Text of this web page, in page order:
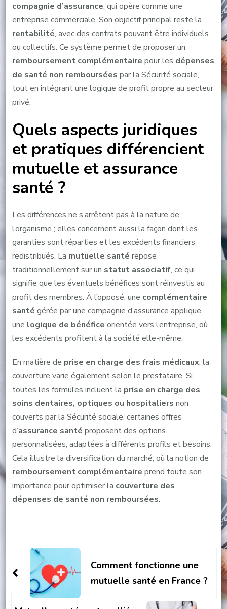
compagnie d’assurance, qui opère comme une
entreprise commerciale. Son objectif principal reste la
rentabilité, avec des contrats pouvant être individuels
ou collectifs. Ce système permet de proposer un
remboursement complémentaire pour les dépenses
de santé non remboursées par la Sécurité sociale,
tout en intégrant une logique de profit propre au secteur
privé.
Quels aspects juridiques
et pratiques différencient
mutuelle et assurance
santé ?
Les différences ne s’arrêtent pas à la nature de
l’organisme ; elles concernent aussi la façon dont les
garanties sont réparties et les excédents financiers
redistribués. La mutuelle santé repose
traditionnellement sur un statut associatif, ce qui
signifie que les éventuels bénéfices sont réinvestis au
profit des membres. À l’opposé, une complémentaire
santé gérée par une compagnie d’assurance applique
une logique de bénéfice orientée vers l’entreprise, où
les excédents profitent à la société elle-même.
En matière de prise en charge des frais médicaux, la
couverture varie également selon le prestataire. Si
toutes les formules incluent la prise en charge des
soins dentaires, optiques ou hospitaliers non
couverts par la Sécurité sociale, certaines offres
d’assurance santé proposent des options
personnalisées, adaptées à différents profils et besoins.
Cela illustre la diversification du marché, où la notion de
remboursement complémentaire prend toute son
importance pour optimiser la couverture des
dépenses de santé non remboursées.
Navigation
d'article
Comment fonctionne une
mutuelle santé en France ?